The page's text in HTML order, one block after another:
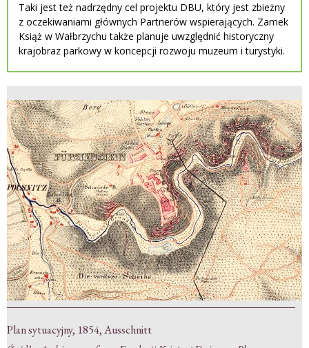
Taki jest też nadrzędny cel projektu DBU, który jest zbieżny
z oczekiwaniami głównych Partnerów wspierających. Zamek
Książ w Wałbrzychu także planuje uwzględnić historyczny
krajobraz parkowy w koncepcji rozwoju muzeum i turystyki.
Plan sytuacyjny, 1854, Ausschnitt